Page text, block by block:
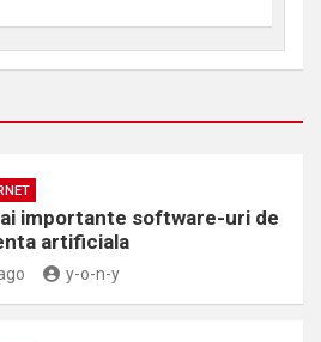
importante software-uri de
artificiala
y-o-n-y